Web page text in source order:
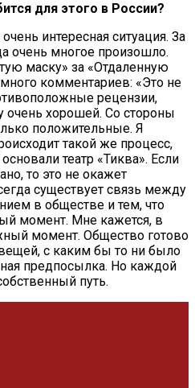
для этого в России?
интересная ситуация. За
очень многое произошло.
маску» за «Отдаленную
комментариев: «Это не
рецензии,
очень хорошей. Со стороны
положительные. Я
такой же процесс,
театр «Тиква». Если
то это не окажет
существует связь между
в обществе и тем, что
момент. Мне кажется, в
момент. Общество готово
с каким бы то ни было
предпосылка. Но каждой
путь.